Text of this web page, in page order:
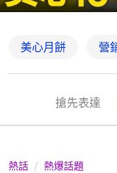
美心月餅 營
搶先表達
熱話 熱爆話題